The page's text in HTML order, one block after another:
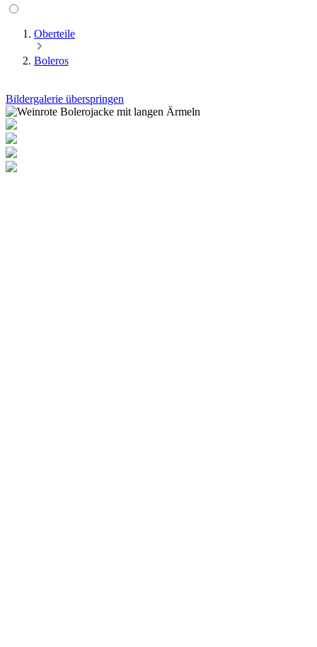
Oberteile
Boleros
Bildergalerie überspringen